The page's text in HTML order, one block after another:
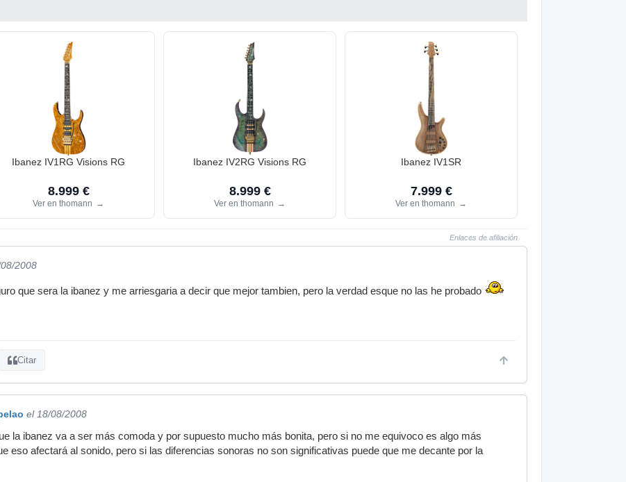
Ibanez IV1RG Visions RG
8.999 €
Ver en thomann →
Ibanez IV2RG Visions RG
8.999 €
Ver en thomann →
Ibanez IV1SR
7.999 €
Ver en thomann →
Enlaces de afiliación
2008
que sera la ibanez y me arriesgaria a decir que mejor tambien, pero la verdad esque no las he probado
Citar
el 18/08/2008
la ibanez va a ser más comoda y por supuesto mucho más bonita, pero si no me equivoco es algo más
eso afectará al sonido, pero si las diferencias sonoras no son significativas puede que me decante por la